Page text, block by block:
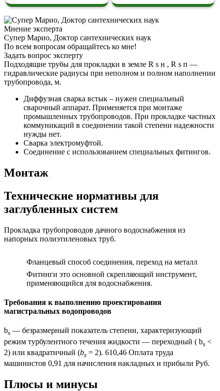
Мнение эксперта
Супер Марио, Доктор сантехнических наук
По всем вопросам обращайтесь ко мне!
Задать вопрос эксперту
Подходящие трубы для прокладки в земле R s н , R s п —
гидравлические радиусы при неполном и полном наполнении
трубопровода, м.
Диффузная сварка встык – нужен специальный
сварочный аппарат. Применяется при монтаже
промышленных трубопроводов. При прокладке частных
коммуникаций в соединении такой степени надежности
нужды нет.
Сварка электромуфтой.
Соединение с использованием специальных фитингов.
Монтаж
Технические нормативы для
заглубленных систем
Прокладка трубопроводов дачного водоснабжения из
напорных полиэтиленовых труб.
Фланцевый способ соединения, переход на металл
Фитинги это основной скрепляющий инструмент,
применяющийся для водоснабжения.
Требования к выполнению проектирования
магистральных водопроводов
bs — безразмерный показатель степени, характеризующий
режим турбулентного течения жидкости — переходный ( bs <
2) или квадратичный (bs = 2). 610,46 Оплата труда
машинистов 0,91 для начисления накладных и прибыли Руб.
Плюсы и минусы